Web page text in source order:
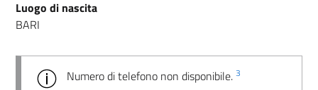
Luogo di nascita
BARI
Numero di telefono non disponibile. 3